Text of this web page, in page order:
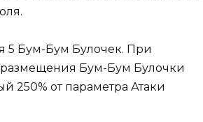
5 Бум-Бум Булочек. При
Бум-Бум Булочки
250% от параметра Атаки